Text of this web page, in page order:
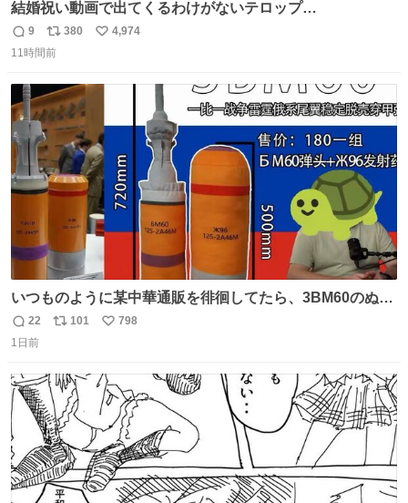
結婚祝い動画で出てくるわけがないテロップ
youtu.be/4pJ7U22AYtw
返
信
9
リ
ポ
ト
数
380
い
4,974
11時間前
いつものように某中華通販を徘徊してたら、3BM60のぬい
ぐるみを発見してしまった…。
返
信
22
リ
ト
数
101
い
数
798
1日前